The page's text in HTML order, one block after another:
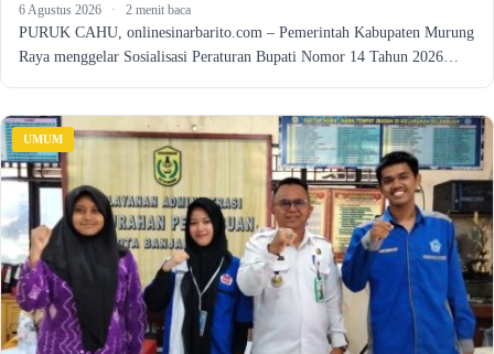
6 Agustus 2026 · 2 menit baca
PURUK CAHU, onlinesinarbarito.com – Pemerintah Kabupaten Murung
Raya menggelar Sosialisasi Peraturan Bupati Nomor 14 Tahun 2026…
UMUM